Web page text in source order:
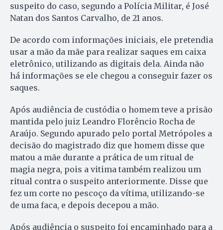
suspeito do caso, segundo a Polícia Militar, é José
Natan dos Santos Carvalho, de 21 anos.
De acordo com informações iniciais, ele pretendia
usar a mão da mãe para realizar saques em caixa
eletrônico, utilizando as digitais dela. Ainda não
há informações se ele chegou a conseguir fazer os
saques.
Após audiência de custódia o homem teve a prisão
mantida pelo juiz Leandro Florêncio Rocha de
Araújo. Segundo apurado pelo portal Metrópoles a
decisão do magistrado diz que homem disse que
matou a mãe durante a prática de um ritual de
magia negra, pois a vitima também realizou um
ritual contra o suspeito anteriormente. Disse que
fez um corte no pescoço da vítima, utilizando-se
de uma faca, e depois decepou a mão.
Após audiência o suspeito foi encaminhado para a